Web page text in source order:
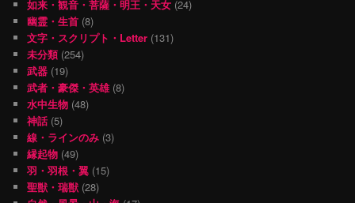
如来・観音・菩薩・明王・天女 (24)
幽霊・生首 (8)
文字・スクリプト・Letter (131)
未分類(254)
武器 (19)
武者・豪傑・英雄(8)
水中生物 (48)
神話 (5)
線・ラインのみ (3)
縁起物 (49)
羽・羽根・翼 (15)
聖獣・瑞獣 (28)